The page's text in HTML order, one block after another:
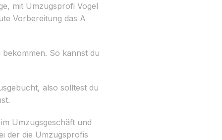
mit Umzugsprofi Vogel
Vorbereitung das A
So kannst du
also solltest du
Umzugsgeschäft und
der die Umzugsprofis